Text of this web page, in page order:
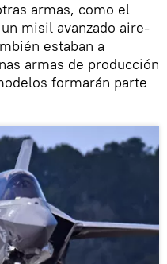
armas, como el
misil avanzado aire-
estaban a
armas de producción
formarán parte